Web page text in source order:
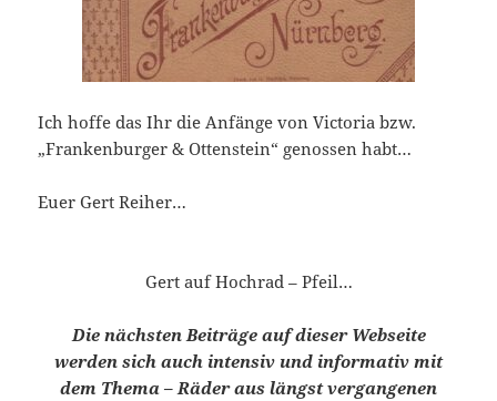
Ich hoffe das Ihr die Anfänge von Victoria bzw.
„Frankenburger & Ottenstein“ genossen habt…
Euer Gert Reiher…
Gert auf Hochrad – Pfeil…
Die nächsten Beiträge auf dieser Webseite
werden sich auch intensiv und informativ mit
dem Thema – Räder aus längst vergangenen